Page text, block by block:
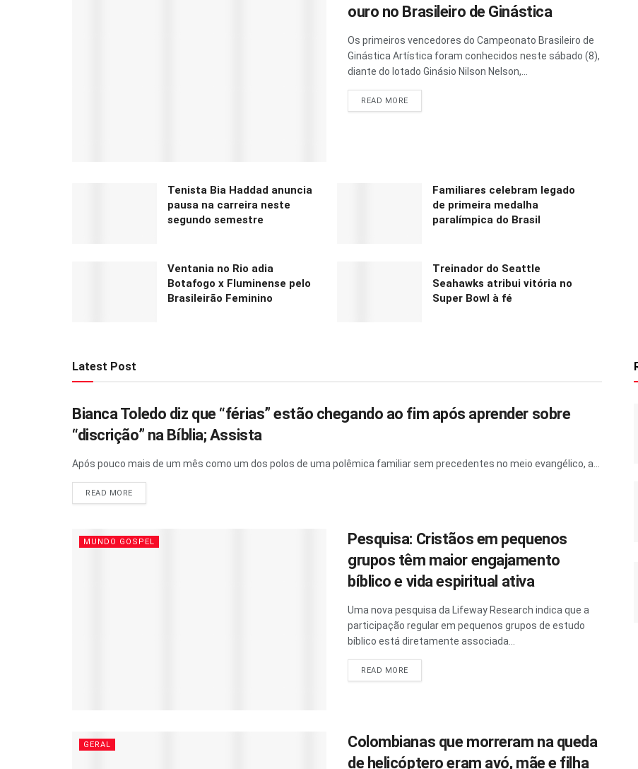
ouro no Brasileiro de Ginástica
Os primeiros vencedores do Campeonato Brasileiro de
Ginástica Artística foram conhecidos neste sábado (8),
diante do lotado Ginásio Nilson Nelson,...
READ MORE
Tenista Bia Haddad anuncia
pausa na carreira neste
segundo semestre
Familiares celebram legado
de primeira medalha
paralímpica do Brasil
Ventania no Rio adia
Botafogo x Fluminense pelo
Brasileirão Feminino
Treinador do Seattle
Seahawks atribui vitória no
Super Bowl à fé
Latest Post
MUNDO GOSPEL
Bianca Toledo diz que “férias” estão chegando ao fim após aprender sobre
“discrição” na Bíblia; Assista
Após pouco mais de um mês como um dos polos de uma polêmica familiar sem precedentes no meio evangélico, a...
READ MORE
MUNDO GOSPEL
Pesquisa: Cristãos em pequenos
grupos têm maior engajamento
bíblico e vida espiritual ativa
Uma nova pesquisa da Lifeway Research indica que a
participação regular em pequenos grupos de estudo
bíblico está diretamente associada...
READ MORE
GERAL
Colombianas que morreram na queda
de helicóptero eram avó, mãe e filha